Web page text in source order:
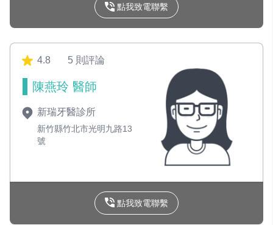
點我致電聯繫
4.8 5 則評論
陳燕玲 醫師
新瑞牙醫診所
新竹縣竹北市光明九路13
號
點我致電聯繫